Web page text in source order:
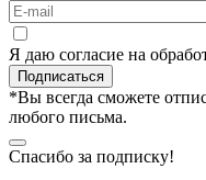
Я даю согласие на
Подписаться
*Вы всегда сможете
любого письма.
Спасибо за подписку!